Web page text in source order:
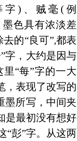
字)、贼毫(例
色具有浓淡差
去的“良可”,都表
”字，大约是因与
里“每”字的一大
，表现了改写的
墨所写，中间夹
是最初没有想好
“彭”字。从这两